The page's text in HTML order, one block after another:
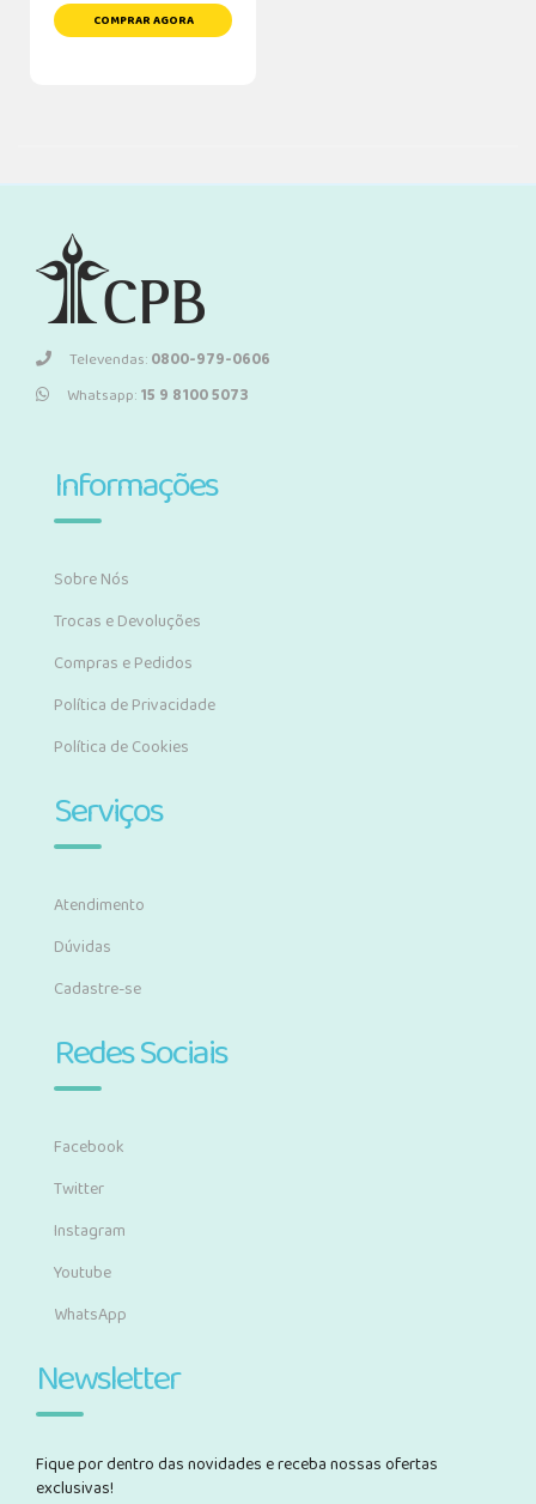
COMPRAR AGORA
Televendas:0800-979-0606
Whatsapp:15 9 8100 5073
Informações
Sobre Nós
Trocas e Devoluções
Compras e Pedidos
Política de Privacidade
Política de Cookies
Serviços
Atendimento
Dúvidas
Cadastre-se
Redes Sociais
Facebook
Twitter
Instagram
Youtube
WhatsApp
Newsletter
Fique por dentro das novidades e receba nossas ofertas
exclusivas!